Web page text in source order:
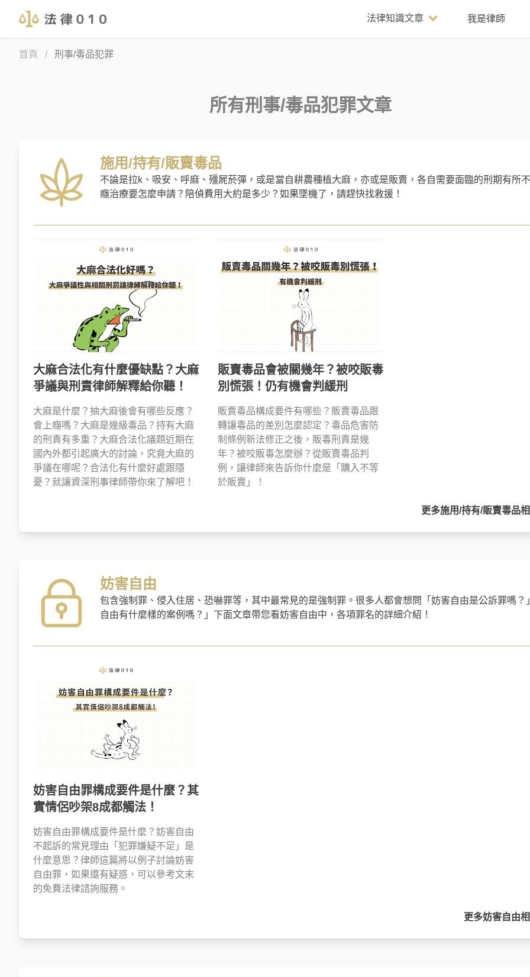
法律知識文章 我是律師
首頁 / 刑事/毒品犯罪
所有刑事/毒品犯罪文章
施用/持有/販賣毒品
不論是拉k、吸安、呼麻、殭屍菸彈，或是當自耕農種植大麻，亦或是販賣，各自需要面臨的刑期有所
癮治療要怎麼申請？陪偵費用大約是多少？如果墜機了，請趕快找救援！
大麻合法化有什麼優缺點？大麻
爭議與刑責律師解釋給你聽！
大麻是什麼？抽大麻後會有哪些反應？
會上癮嗎？大麻是幾級毒品？持有大麻
的刑責有多重？大麻合法化議題近期在
國內外都引起廣大的討論，究竟大麻的
爭議在哪呢？合法化有什麼好處跟隱
憂？就讓資深刑事律師帶你來了解吧！
販賣毒品會被關幾年？被咬販毒
別慌張！仍有機會判緩刑
販賣毒品構成要件有哪些？販賣毒品跟
轉讓毒品的差別怎麼認定？毒品危害防
制條例新法修正之後，販毒刑責是幾
年？被咬販毒怎麼辦？從販賣毒品判
例，讓律師來告訴你什麼是「購入不等
於販賣」！
更多施用/持有/販賣毒品
妨害自由
包含強制罪、侵入住居、恐嚇罪等，其中最常見的是強制罪。很多人都會想問「妨害自由是公訴罪嗎？
自由有什麼樣的案例嗎？」下面文章帶您看妨害自由中，各項罪名的詳細介紹！
妨害自由罪構成要件是什麼？其
實情侶吵架8成都觸法！
妨害自由罪構成要件是什麼？妨害自由
不起訴的常見理由「犯罪嫌疑不足」是
什麼意思？律師這篇將以例子討論妨害
自由罪，如果還有疑惑，可以參考文末
的免費法律諮詢服務。
更多妨害自由